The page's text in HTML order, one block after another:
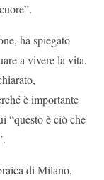
ha spiegato
a vivere la vita.
è importante
“questo è ciò che
di Milano,